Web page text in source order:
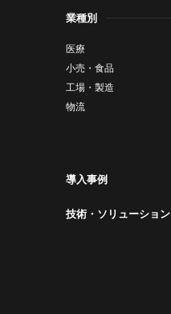
業種別
医療
小売・食品
工場・製造
物流
導入事例
技術・ソリューション